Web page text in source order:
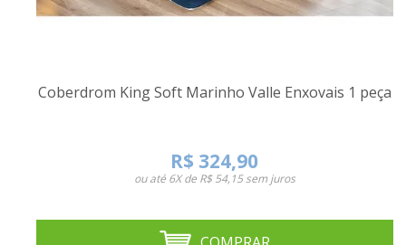
Coberdrom King Soft Marinho Valle Enxovais 1 peça
R$ 324,90
ou até6X de R$ 54,15sem juros